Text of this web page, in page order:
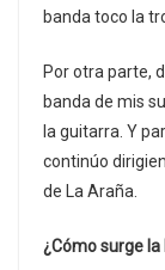
banda toco la
Por otra parte,
banda de mis
la guitarra. Y
continúo
de La Araña.
¿Cómo surge